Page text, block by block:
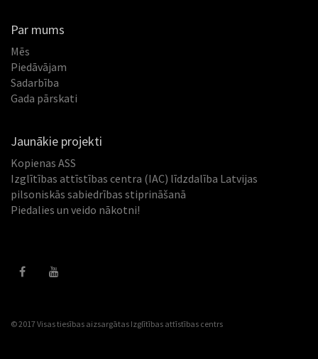
Par mums
Mēs
Piedāvājam
Sadarbība
Gada pārskati
Jaunākie projekti
Kopienas ASS
Izglītības attīstības centra (IAC) līdzdalība Latvijas
pilsoniskās sabiedrības stiprināšanā
Piedalies un veido nākotni!
© 2017 Visas tiesības aizsargātas Izglītības attīstības centrs